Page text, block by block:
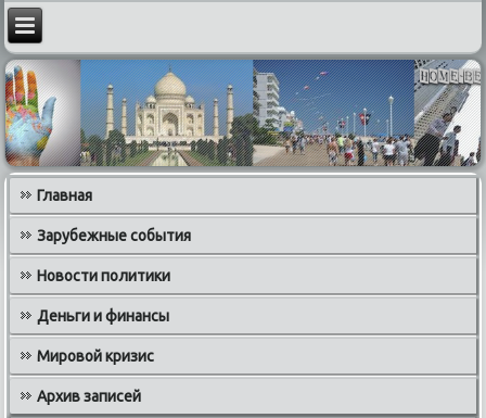
Главная
Зарубежные события
Новости политики
Деньги и финансы
Мировой кризис
Архив записей